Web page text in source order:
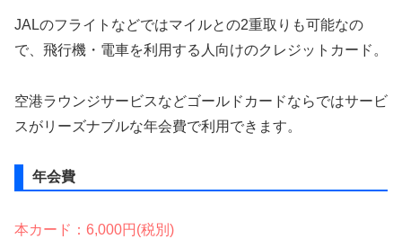
JALのフライトなどではマイルとの2重取りも可能なの
で、飛行機・電車を利用する人向けのクレジットカード。
空港ラウンジサービスなどゴールドカードならではサービ
スがリーズナブルな年会費で利用できます。
年会費
本カード：6,000円(税別)